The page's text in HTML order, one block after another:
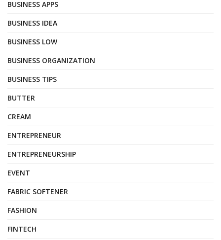
BUSINESS APPS
BUSINESS IDEA
BUSINESS LOW
BUSINESS ORGANIZATION
BUSINESS TIPS
BUTTER
CREAM
ENTREPRENEUR
ENTREPRENEURSHIP
EVENT
FABRIC SOFTENER
FASHION
FINTECH